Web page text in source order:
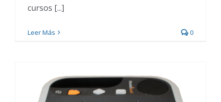
cursos [...]
Leer Más 0